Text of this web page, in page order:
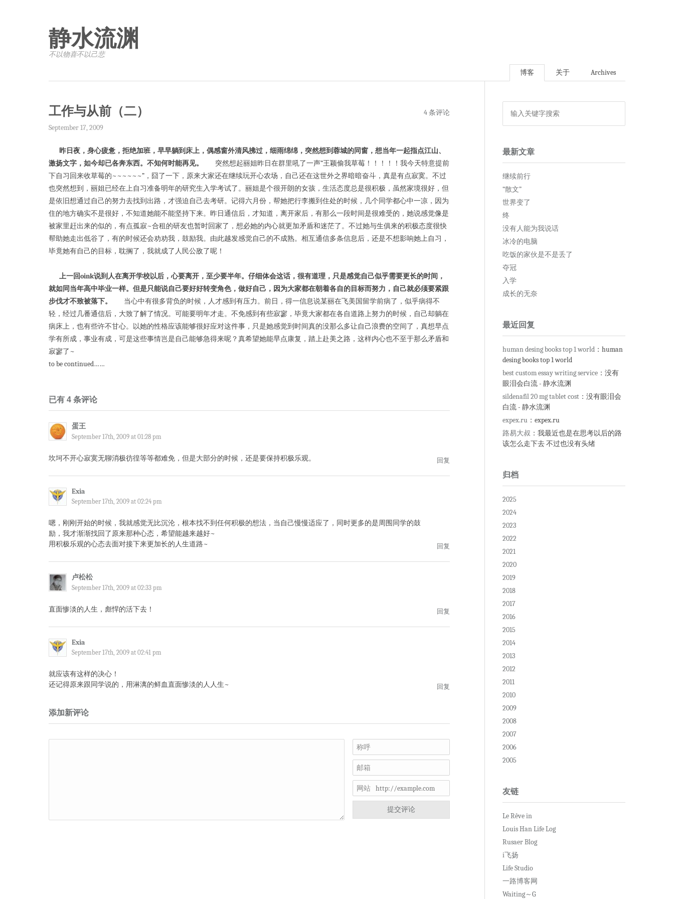
静水流渊
不以物喜·不以己悲
博客 关于 Archives
工作与从前（二）
September 17, 2009
4 条评论
昨日夜，身心疲惫，拒绝加班，早早躺到床上，偶感窗外清风拂过，细雨绵绵，突然想到蓉城的同窗，想当年一起指点江山、
激扬文字，如今却已各奔东西。不知何时能再见。
突然想起丽姐昨日在群里吼了一声“王颖偷我草莓！！！！！我今天特意提前
下自习回来收草莓的~~~~~~”，囧了一下，原来大家还在继续玩开心农场，自己还在这世外之界暗暗奋斗，真是有点寂寞。不过
也突然想到，丽姐已经在上自习准备明年的研究生入学考试了。丽姐是个很开朗的女孩，生活态度总是很积极，虽然家境很好，但
是依旧想通过自己的努力去找到出路，才强迫自己去考研。记得六月份，帮她把行李搬到住处的时候，几个同学都心中一凉，因为
住的地方确实不是很好，不知道她能不能坚持下来。昨日通信后，才知道，离开家后，有那么一段时间是很难受的，她说感觉像是
被家里赶出来的似的，有点孤寂~合租的研友也暂时回家了，想必她的内心就更加矛盾和迷茫了。不过她与生俱来的积极态度很快
帮助她走出低谷了，有的时候还会劝劝我，鼓励我。由此越发感觉自己的不成熟。相互通信多条信息后，还是不想影响她上自习，
毕竟她有自己的目标，耽搁了，我就成了人民公敌了呢！
上一回oink说到人在离开学校以后，心要离开，至少要半年。仔细体会这话，很有道理，只是感觉自己似乎需要更长的时间，
就如同当年高中毕业一样。但是只能说自己要好好转变角色，做好自己，因为大家都在朝着各自的目标而努力，自己就必须要紧跟
步伐才不致被落下。
当心中有很多背负的时候，人才感到有压力。前日，得一信息说某丽在飞美国留学前病了，似乎病得不
轻，经过几番通信后，大致了解了情况。可能要明年才走。不免感到有些寂寥，毕竟大家都在各自道路上努力的时候，自己却躺在
病床上，也有些许不甘心。以她的性格应该能够很好应对这件事，只是她感觉到时间真的没那么多让自己浪费的空间了，真想早点
学有所成，事业有成，可是这些事情岂是自己能够急得来呢？真希望她能早点康复，踏上赴美之路，这样内心也不至于那么矛盾和
寂寥了~
to be continued……
已有 4 条评论
蛋王
September 17th, 2009 at 01:28 pm
坎坷不开心寂寞无聊消极彷徨等等都难免，但是大部分的时候，还是要保持积极乐观。 回复
Exia
September 17th, 2009 at 02:24 pm
嗯，刚刚开始的时候，我就感觉无比沉沦，根本找不到任何积极的想法，当自己慢慢适应了，同时更多的是周围同学的鼓
励，我才渐渐找回了原来那种心态，希望能越来越好~
用积极乐观的心态去面对接下来更加长的人生道路~
回复
卢松松
September 17th, 2009 at 02:33 pm
直面惨淡的人生，彪悍的活下去！ 回复
Exia
September 17th, 2009 at 02:41 pm
就应该有这样的决心！
还记得原来跟同学说的，用淋漓的鲜血直面惨淡的人人生~
回复
添加新评论
称呼
邮箱
网站
提交评论
最新文章
继续前行
“散文”
世界变了
终
没有人能为我说话
冰冷的电脑
吃饭的家伙是不是丢了
夺冠
入学
成长的无奈
最近回复
human desing books top 1 world ：human
desing books top 1 world
best custom essay writing service ：没有
眼泪会白流 - 静水流渊
sildenafil 20 mg tablet cost ：没有眼泪会
白流 - 静水流渊
expex.ru ：expex.ru
路易大叔 ：我最近也是在思考以后的路
该怎么走下去 不过也没有头绪
归档
2025
2024
2023
2022
2021
2020
2019
2018
2017
2016
2015
2014
2013
2012
2011
2010
2009
2008
2007
2006
2005
友链
Le Rêve in
Louis Han Life Log
Rusaer Blog
i飞扬
Life Studio
一路博客网
Waiting～G